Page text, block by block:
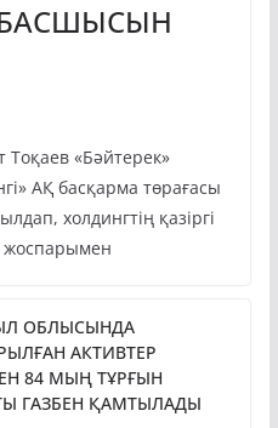
БАСШЫСЫН
«Бәйтерек»
АҚ басқарма төрағасы
холдингтің қазіргі
ОБЛЫСЫНДА
АКТИВТЕР
84 МЫҢ ТҰРҒЫН
ГАЗБЕН ҚАМТЫЛАДЫ